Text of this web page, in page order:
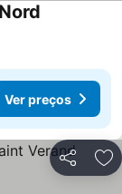
Ver preços
Partilhar